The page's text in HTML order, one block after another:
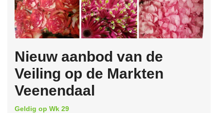
Nieuw aanbod van de
Veiling op de Markten
Veenendaal
Geldig op Wk 29